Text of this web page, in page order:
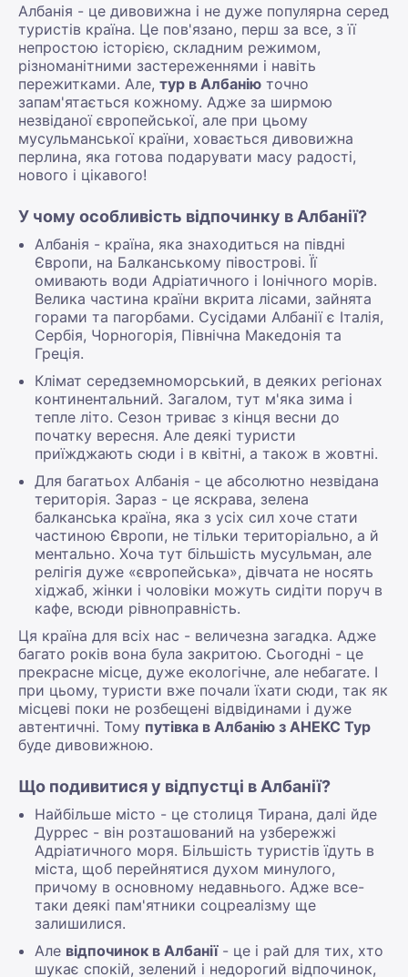
Албанія - це дивовижна і не дуже популярна серед
туристів країна. Це пов'язано, перш за все, з її
непростою історією, складним режимом,
різноманітними застереженнями і навіть
пережитками. Але, тур в Албанію точно
запам'ятається кожному. Адже за ширмою
незвіданої європейської, але при цьому
мусульманської країни, ховається дивовижна
перлина, яка готова подарувати масу радості,
нового і цікавого!
У чому особливість відпочинку в Албанії?
Албанія - країна, яка знаходиться на півдні
Європи, на Балканському півострові. Її
омивають води Адріатичного і Іонічного морів.
Велика частина країни вкрита лісами, зайнята
горами та пагорбами. Сусідами Албанії є Італія,
Сербія, Чорногорія, Північна Македонія та
Греція.
Клімат середземноморський, в деяких регіонах
континентальний. Загалом, тут м'яка зима і
тепле літо. Сезон триває з кінця весни до
початку вересня. Але деякі туристи
приїжджають сюди і в квітні, а також в жовтні.
Для багатьох Албанія - це абсолютно незвідана
територія. Зараз - це яскрава, зелена
балканська країна, яка з усіх сил хоче стати
частиною Європи, не тільки територіально, а й
ментально. Хоча тут більшість мусульман, але
релігія дуже «європейська», дівчата не носять
хіджаб, жінки і чоловіки можуть сидіти поруч в
кафе, всюди рівноправність.
Ця країна для всіх нас - величезна загадка. Адже
багато років вона була закритою. Сьогодні - це
прекрасне місце, дуже екологічне, але небагате. І
при цьому, туристи вже почали їхати сюди, так як
місцеві поки не розбещені відвідинами і дуже
автентичні. Тому путівка в Албанію з АНЕКС Тур
буде дивовижною.
Що подивитися у відпустці в Албанії?
Найбільше місто - це столиця Тирана, далі йде
Дуррес - він розташований на узбережжі
Адріатичного моря. Більшість туристів їдуть в
міста, щоб перейнятися духом минулого,
причому в основному недавнього. Адже все-
таки деякі пам'ятники соцреалізму ще
залишилися.
Але відпочинок в Албанії- це і рай для тих, хто
шукає спокій, зелений і недорогий відпочинок,